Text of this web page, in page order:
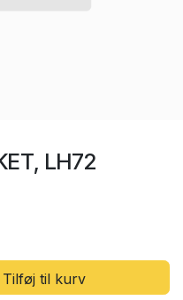
LH72
Tilføj til kurv